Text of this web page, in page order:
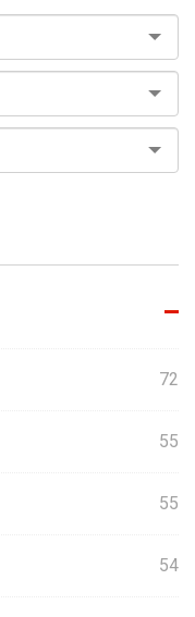
72
55
55
54